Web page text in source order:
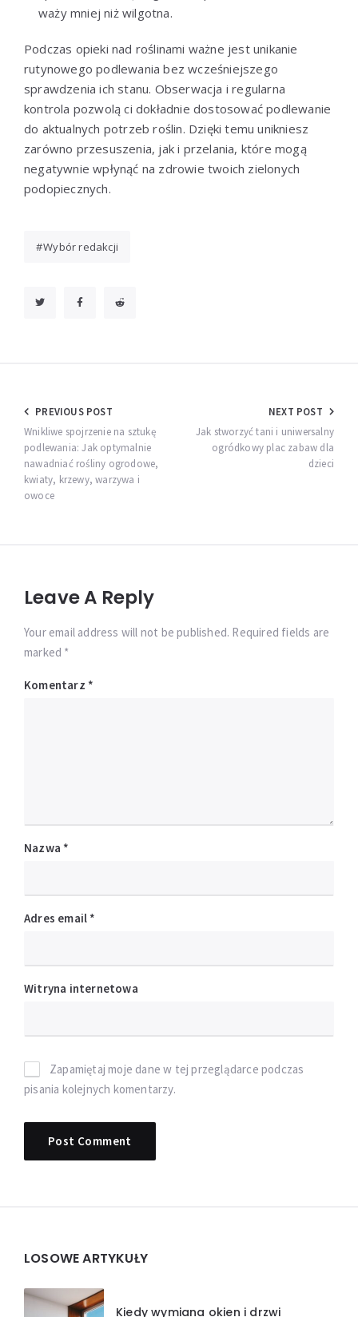
waży mniej niż wilgotna.
Podczas opieki nad roślinami ważne jest unikanie
rutynowego podlewania bez wcześniejszego
sprawdzenia ich stanu. Obserwacja i regularna
kontrola pozwolą ci dokładnie dostosować podlewanie
do aktualnych potrzeb roślin. Dzięki temu unikniesz
zarówno przesuszenia, jak i przelania, które mogą
negatywnie wpłynąć na zdrowie twoich zielonych
podopiecznych.
Wybór redakcji
Nawigacja
wpisu
PREVIOUS POST
Wnikliwe spojrzenie na sztukę
podlewania: Jak optymalnie
nawadniać rośliny ogrodowe,
kwiaty, krzewy, warzywa i
owoce
NEXT POST
Jak stworzyć tani i uniwersalny
ogródkowy plac zabaw dla
dzieci
Leave A Reply
Your email address will not be published. Required fields are
marked *
Komentarz *
Nazwa *
Adres email *
Witryna internetowa
Zapamiętaj moje dane w tej przeglądarce podczas
pisania kolejnych komentarzy.
Widgets
LOSOWE ARTYKUŁY
Kiedy wymiana okien i drzwi